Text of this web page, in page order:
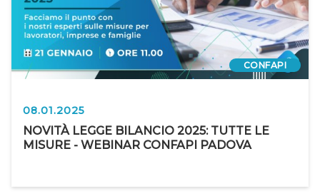
CONFAPI
08.01.2025
NOVITÀ LEGGE BILANCIO 2025: TUTTE LE
MISURE - WEBINAR CONFAPI PADOVA